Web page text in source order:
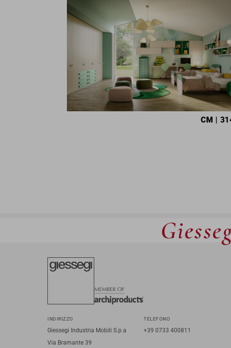
CM |
INDIRIZZO
Giessegi Industria Mobili S.p.a
Via Bramante 39
TELEFONO
+39 0733 400811